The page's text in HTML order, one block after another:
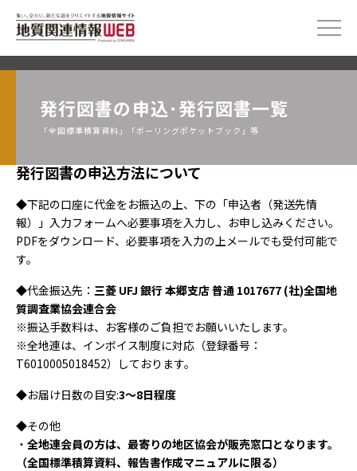
発行図書の申込･発行図書一覧
「全国標準積算資料」「ボーリングポケットブック」等
発行図書の申込方法について
◆下記の口座に代金をお振込の上、下の「申込者（発送先情
報）」入力フォームへ必要事項を入力し、お申し込みください。
PDFをダウンロード、必要事項を入力の上メールでも受付可能で
す。
◆代金振込先： 三菱 UFJ 銀行 本郷支店 普通 1017677 (社)全国地
質調査業協会連合会
※振込手数料は、お客様のご負担でお願いいたします。
※全地連は、インボイス制度に対応（登録番号：
T6010005018452）しております。
◆お届け日数の目安:3～8日程度
◆その他
・ 全地連会員の方は、最寄りの地区協会が販売窓口となります。
（全国標準積算資料、報告書作成マニュアルに限る）